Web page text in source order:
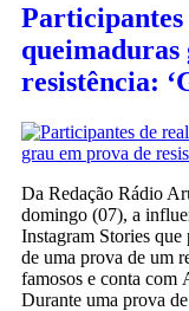
queimaduras
resistência:
Da Redação Rádio
domingo (07), a
Instagram Stories que
de uma prova de um
famosos e conta com
Durante uma prova